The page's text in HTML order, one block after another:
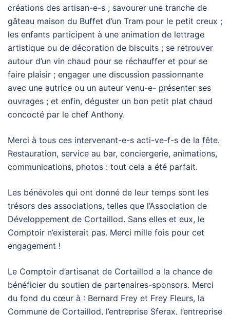
créations des artisan-e-s ; savourer une tranche de
gâteau maison du Buffet d’un Tram pour le petit creux ;
les enfants participent à une animation de lettrage
artistique ou de décoration de biscuits ; se retrouver
autour d’un vin chaud pour se réchauffer et pour se
faire plaisir ; engager une discussion passionnante
avec une autrice ou un auteur venu-e- présenter ses
ouvrages ; et enfin, déguster un bon petit plat chaud
concocté par le chef Anthony.
Merci à tous ces intervenant-e-s acti-ve-f-s de la fête.
Restauration, service au bar, conciergerie, animations,
communications, photos : tout cela a été parfait.
Les bénévoles qui ont donné de leur temps sont les
trésors des associations, telles que l’Association de
Développement de Cortaillod. Sans elles et eux, le
Comptoir n’existerait pas. Merci mille fois pour cet
engagement !
Le Comptoir d’artisanat de Cortaillod a la chance de
bénéficier du soutien de partenaires-sponsors. Merci
du fond du cœur à : Bernard Frey et Frey Fleurs, la
Commune de Cortaillod, l’entreprise Sferax, l’entreprise